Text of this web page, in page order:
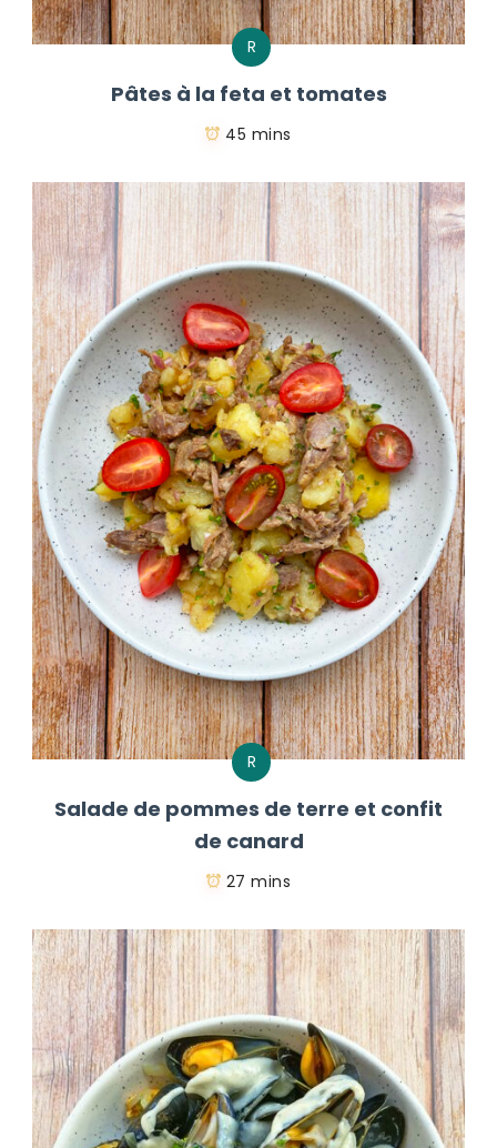
R
Pâtes à la feta et tomates
45 mins
R
Salade de pommes de terre et confit
de canard
27 mins